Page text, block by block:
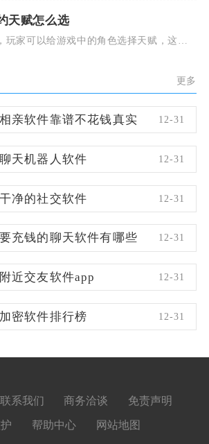
天赋怎么选
玩家可以给游戏中的角色选择天赋，这些
更多
亲软件靠谱不花钱真实 12-31
天机器人软件 12-31
净的社交软件 12-31
充钱的聊天软件有哪些 12-31
近交友软件app 12-31
密软件排行榜 12-31
联系我们 商务洽谈 免责声明
帮助中心 网站地图